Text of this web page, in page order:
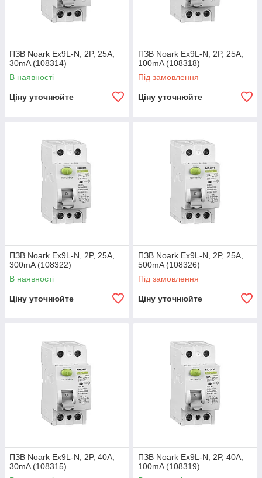
ПЗВ Noark Ex9L-N, 2P, 25A,
30mA (108314)
В наявності
Ціну уточнюйте
ПЗВ Noark Ex9L-N, 2P, 25A,
100mA (108318)
Під замовлення
Ціну уточнюйте
ПЗВ Noark Ex9L-N, 2P, 25A,
300mA (108322)
В наявності
Ціну уточнюйте
ПЗВ Noark Ex9L-N, 2P, 25A,
500mA (108326)
Під замовлення
Ціну уточнюйте
ПЗВ Noark Ex9L-N, 2P, 40A,
30mA (108315)
ПЗВ Noark Ex9L-N, 2P, 40A,
100mA (108319)